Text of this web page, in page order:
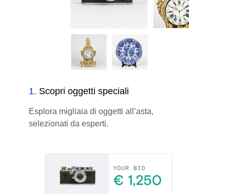
1. Scopri oggetti speciali
Esplora migliaia di oggetti all’asta,
selezionati da esperti.